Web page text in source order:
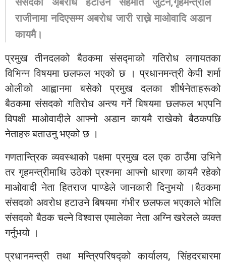
राजीनामा नदिएसम्म अबरोध जारी राख्ने माओवादि अडान
कायमै।
प्रमुख तीनदलको बैठकमा संसद्माको गतिरोध लगायतका
विभिन्न विषयमा छलफल भएको छ । प्रधानमन्त्री केपी शर्मा
ओलीको आह्वानमा बसेको प्रमुख दलका शीर्षनेताहरूको
बैठकमा संसदको गतिरोध अन्त्य गर्ने बिषयमा छलफल भएपनि
विपक्षी माओवादीले आफ्नो अडान कायमै राखेको बैठकपछि
नेताहरु बताउनु भएको छ ।
गणतान्त्रिक व्यवस्थाको पक्षमा प्रमुख दल एक ठाउँमा उभिने
तर गृहमन्त्रीमाथि उठेको प्रश्नमा आफ्नो धारणा कायमै रहेको
माओवादी नेता हितराज पाण्डेले जानकारी दिनुभयो ।बैठकमा
संसदको अवरोध हटाउने बिषयमा गंभीर छलफल भएकाले भोलि
संसदको बैठक चल्ने विश्वास एमालेका नेता अग्नि खरेलले व्यक्त
गर्नुभयो ।
प्रधानमन्त्री तथा मन्त्रिपरिषद्को कार्यालय, सिंहदरबारमा